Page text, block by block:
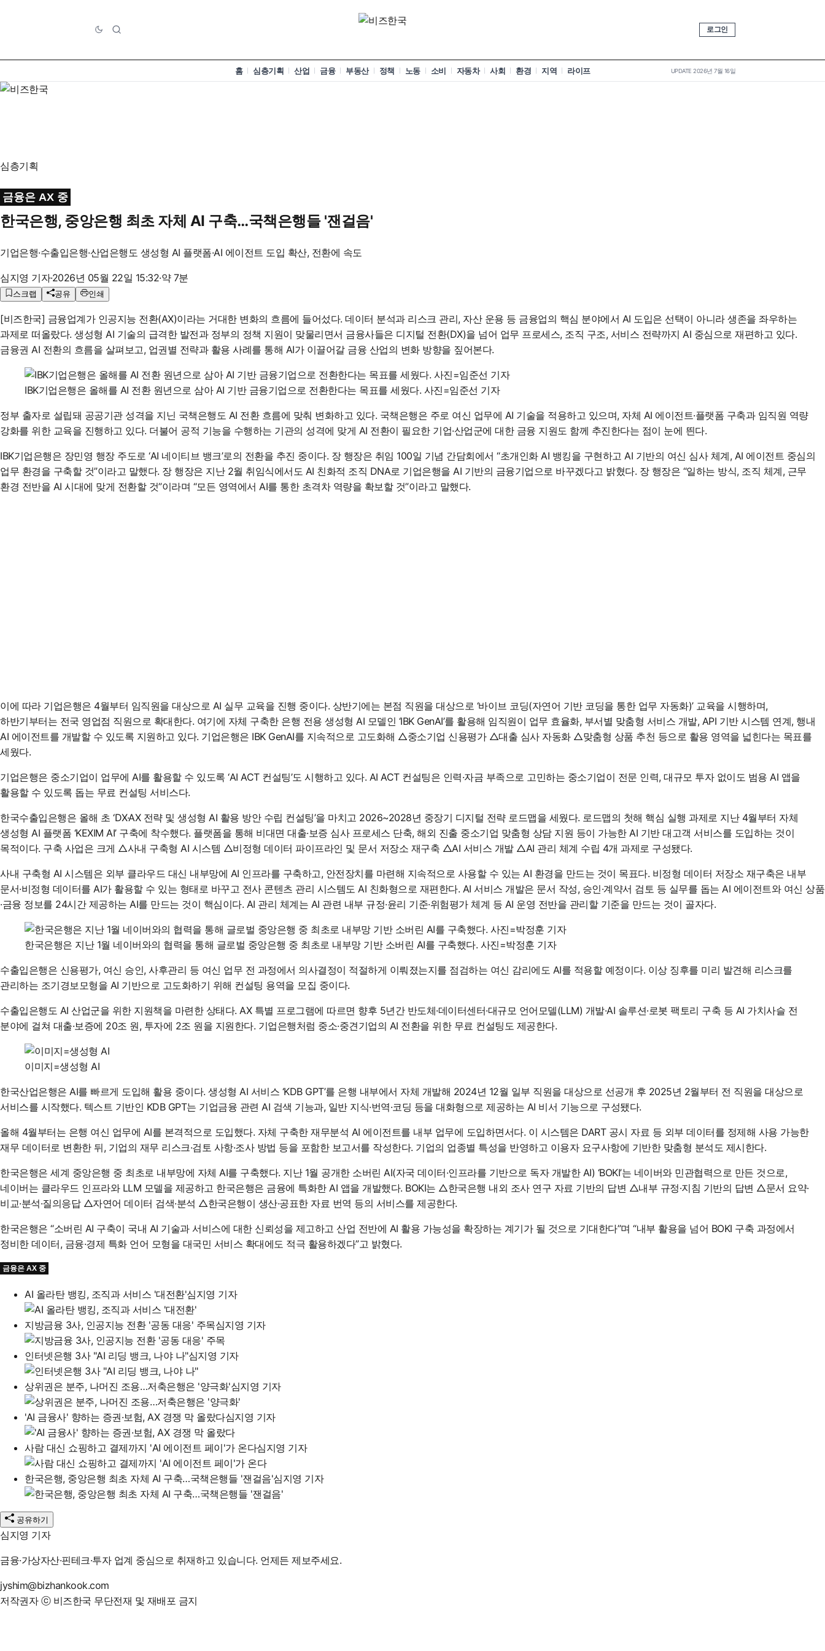
로그인
홈 심층기획 산업 금융 부동산 정책 노동 소비 자동차 사회 환경 지역 라이프 UPDATE 2026년 7월 16일
심층기획
금융은 AX 중
한국은행, 중앙은행 최초 자체 AI 구축…국책은행들 '잰걸음'
기업은행·수출입은행·산업은행도 생성형 AI 플랫폼·AI 에이전트 도입 확산, 전환에 속도
심지영 기자·2026년 05월 22일 15:32·약 7분
스크랩 공유 인쇄
[비즈한국] 금융업계가 인공지능 전환(AX)이라는 거대한 변화의 흐름에 들어섰다. 데이터 분석과 리스크 관리, 자산 운용 등 금융업의 핵심 분야에서 AI 도입은 선택이 아니라 생존을 좌우하는
과제로 떠올랐다. 생성형 AI 기술의 급격한 발전과 정부의 정책 지원이 맞물리면서 금융사들은 디지털 전환(DX)을 넘어 업무 프로세스, 조직 구조, 서비스 전략까지 AI 중심으로 재편하고 있다.
금융권 AI 전환의 흐름을 살펴보고, 업권별 전략과 활용 사례를 통해 AI가 이끌어갈 금융 산업의 변화 방향을 짚어본다.
IBK기업은행은 올해를 AI 전환 원년으로 삼아 AI 기반 금융기업으로 전환한다는 목표를 세웠다. 사진=임준선 기자
정부 출자로 설립돼 공공기관 성격을 지닌 국책은행도 AI 전환 흐름에 맞춰 변화하고 있다. 국책은행은 주로 여신 업무에 AI 기술을 적용하고 있으며, 자체 AI 에이전트·플랫폼 구축과 임직원 역량
강화를 위한 교육을 진행하고 있다. 더불어 공적 기능을 수행하는 기관의 성격에 맞게 AI 전환이 필요한 기업·산업군에 대한 금융 지원도 함께 추진한다는 점이 눈에 띈다.
IBK기업은행은 장민영 행장 주도로 ‘AI 네이티브 뱅크’로의 전환을 추진 중이다. 장 행장은 취임 100일 기념 간담회에서 “초개인화 AI 뱅킹을 구현하고 AI 기반의 여신 심사 체계, AI 에이전트 중심의
업무 환경을 구축할 것”이라고 말했다. 장 행장은 지난 2월 취임식에서도 AI 친화적 조직 DNA로 기업은행을 AI 기반의 금융기업으로 바꾸겠다고 밝혔다. 장 행장은 “일하는 방식, 조직 체계, 근무
환경 전반을 AI 시대에 맞게 전환할 것”이라며 “모든 영역에서 AI를 통한 초격차 역량을 확보할 것”이라고 말했다.
이에 따라 기업은행은 4월부터 임직원을 대상으로 AI 실무 교육을 진행 중이다. 상반기에는 본점 직원을 대상으로 ‘바이브 코딩(자연어 기반 코딩을 통한 업무 자동화)’ 교육을 시행하며,
하반기부터는 전국 영업점 직원으로 확대한다. 여기에 자체 구축한 은행 전용 생성형 AI 모델인 ‘IBK GenAI’를 활용해 임직원이 업무 효율화, 부서별 맞춤형 서비스 개발, API 기반 시스템 연계, 행내
AI 에이전트를 개발할 수 있도록 지원하고 있다. 기업은행은 IBK GenAI를 지속적으로 고도화해 △중소기업 신용평가 △대출 심사 자동화 △맞춤형 상품 추천 등으로 활용 영역을 넓힌다는 목표를
세웠다.
기업은행은 중소기업이 업무에 AI를 활용할 수 있도록 ‘AI ACT 컨설팅’도 시행하고 있다. AI ACT 컨설팅은 인력·자금 부족으로 고민하는 중소기업이 전문 인력, 대규모 투자 없이도 범용 AI 앱을
활용할 수 있도록 돕는 무료 컨설팅 서비스다.
한국수출입은행은 올해 초 ‘DX·AX 전략 및 생성형 AI 활용 방안 수립 컨설팅’을 마치고 2026~2028년 중장기 디지털 전략 로드맵을 세웠다. 로드맵의 첫해 핵심 실행 과제로 지난 4월부터 자체
생성형 AI 플랫폼 ‘KEXIM AI’ 구축에 착수했다. 플랫폼을 통해 비대면 대출·보증 심사 프로세스 단축, 해외 진출 중소기업 맞춤형 상담 지원 등이 가능한 AI 기반 대고객 서비스를 도입하는 것이
목적이다. 구축 사업은 크게 △사내 구축형 AI 시스템 △비정형 데이터 파이프라인 및 문서 저장소 재구축 △AI 서비스 개발 △AI 관리 체계 수립 4개 과제로 구성됐다.
사내 구축형 AI 시스템은 외부 클라우드 대신 내부망에 AI 인프라를 구축하고, 안전장치를 마련해 지속적으로 사용할 수 있는 AI 환경을 만드는 것이 목표다. 비정형 데이터 저장소 재구축은 내부
문서·비정형 데이터를 AI가 활용할 수 있는 형태로 바꾸고 전사 콘텐츠 관리 시스템도 AI 친화형으로 재편한다. AI 서비스 개발은 문서 작성, 승인·계약서 검토 등 실무를 돕는 AI 에이전트와 여신 상품
·금융 정보를 24시간 제공하는 AI를 만드는 것이 핵심이다. AI 관리 체계는 AI 관련 내부 규정·윤리 기준·위험평가 체계 등 AI 운영 전반을 관리할 기준을 만드는 것이 골자다.
한국은행은 지난 1월 네이버와의 협력을 통해 글로벌 중앙은행 중 최초로 내부망 기반 소버린 AI를 구축했다. 사진=박정훈 기자
수출입은행은 신용평가, 여신 승인, 사후관리 등 여신 업무 전 과정에서 의사결정이 적절하게 이뤄졌는지를 점검하는 여신 감리에도 AI를 적용할 예정이다. 이상 징후를 미리 발견해 리스크를
관리하는 조기경보모형을 AI 기반으로 고도화하기 위해 컨설팅 용역을 모집 중이다.
수출입은행도 AI 산업군을 위한 지원책을 마련한 상태다. AX 특별 프로그램에 따르면 향후 5년간 반도체·데이터센터·대규모 언어모델(LLM) 개발·AI 솔루션·로봇 팩토리 구축 등 AI 가치사슬 전
분야에 걸쳐 대출·보증에 20조 원, 투자에 2조 원을 지원한다. 기업은행처럼 중소·중견기업의 AI 전환을 위한 무료 컨설팅도 제공한다.
이미지=생성형 AI
한국산업은행은 AI를 빠르게 도입해 활용 중이다. 생성형 AI 서비스 ‘KDB GPT’를 은행 내부에서 자체 개발해 2024년 12월 일부 직원을 대상으로 선공개 후 2025년 2월부터 전 직원을 대상으로
서비스를 시작했다. 텍스트 기반인 KDB GPT는 기업금융 관련 AI 검색 기능과, 일반 지식·번역·코딩 등을 대화형으로 제공하는 AI 비서 기능으로 구성됐다.
올해 4월부터는 은행 여신 업무에 AI를 본격적으로 도입했다. 자체 구축한 재무분석 AI 에이전트를 내부 업무에 도입하면서다. 이 시스템은 DART 공시 자료 등 외부 데이터를 정제해 사용 가능한
재무 데이터로 변환한 뒤, 기업의 재무 리스크·검토 사항·조사 방법 등을 포함한 보고서를 작성한다. 기업의 업종별 특성을 반영하고 이용자 요구사항에 기반한 맞춤형 분석도 제시한다.
한국은행은 세계 중앙은행 중 최초로 내부망에 자체 AI를 구축했다. 지난 1월 공개한 소버린 AI(자국 데이터·인프라를 기반으로 독자 개발한 AI) ‘BOKI’는 네이버와 민관협력으로 만든 것으로,
네이버는 클라우드 인프라와 LLM 모델을 제공하고 한국은행은 금융에 특화한 AI 앱을 개발했다. BOKI는 △한국은행 내외 조사 연구 자료 기반의 답변 △내부 규정·지침 기반의 답변 △문서 요약·
비교·분석·질의응답 △자연어 데이터 검색·분석 △한국은행이 생산·공표한 자료 번역 등의 서비스를 제공한다.
한국은행은 “소버린 AI 구축이 국내 AI 기술과 서비스에 대한 신뢰성을 제고하고 산업 전반에 AI 활용 가능성을 확장하는 계기가 될 것으로 기대한다”며 “내부 활용을 넘어 BOKI 구축 과정에서
정비한 데이터, 금융·경제 특화 언어 모형을 대국민 서비스 확대에도 적극 활용하겠다”고 밝혔다.
금융은 AX 중
AI 올라탄 뱅킹, 조직과 서비스 '대전환'심지영 기자
지방금융 3사, 인공지능 전환 '공동 대응' 주목심지영 기자
인터넷은행 3사 "AI 리딩 뱅크, 나야 나"심지영 기자
상위권은 분주, 나머진 조용…저축은행은 '양극화'심지영 기자
'AI 금융사' 향하는 증권·보험, AX 경쟁 막 올랐다심지영 기자
사람 대신 쇼핑하고 결제까지 'AI 에이전트 페이'가 온다심지영 기자
한국은행, 중앙은행 최초 자체 AI 구축…국책은행들 '잰걸음'심지영 기자
공유하기
심지영 기자
금융·가상자산·핀테크·투자 업계 중심으로 취재하고 있습니다. 언제든 제보주세요.
jyshim@bizhankook.com
저작권자 ⓒ 비즈한국 무단전재 및 재배포 금지